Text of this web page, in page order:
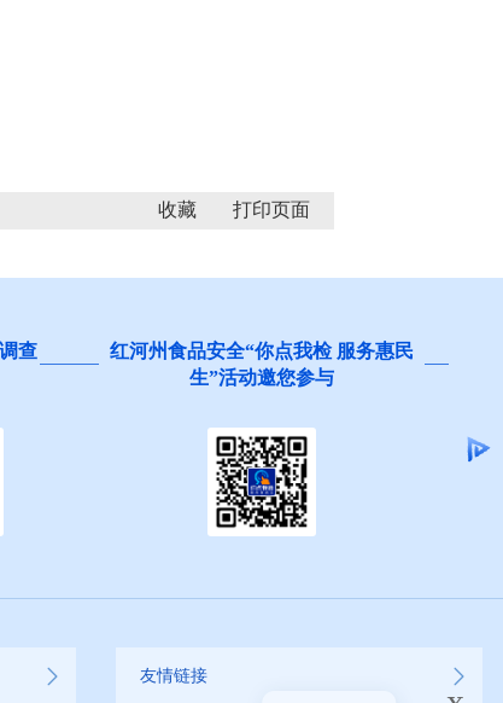
收藏
查
红河州食品安全“你点我检 服务惠民
生”活动邀您参与
友情链接